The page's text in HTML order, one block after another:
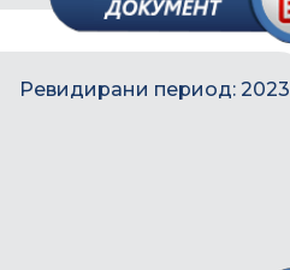
Ревидирани период: 2023